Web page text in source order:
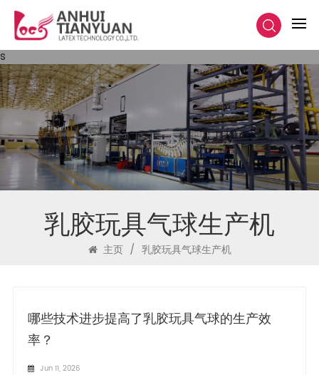
s
乳胶玩具气球生产机
主页 / 乳胶玩具气球生产机
哪些技术进步提高了乳胶玩具气球的生产效
率？
Jun 11, 2026